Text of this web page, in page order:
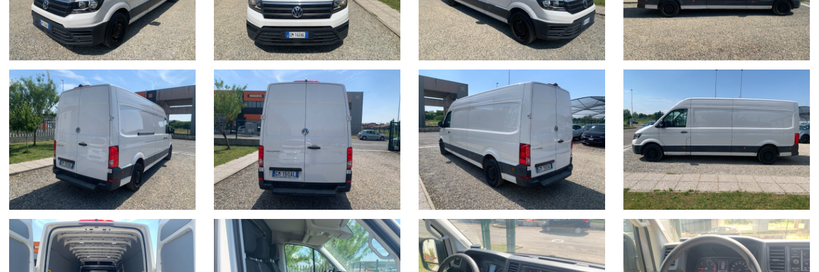
LE GARANZIE RILASCIATE SONO UTILIZZABILI IN TUTTO IL TERRITORIO EUROPEO.
FINANZIAMENTI PERSONALIZZABILI CON TASSI AGEVOLATI E PACCHETTI ASSICURATIVI INLCUSI .
Il prezzo indicato del veicolo non include i seguenti costi, che restano a carico dell’acquirente:
•Tagliando di manutenzione ordinaria (se necessario)
•Revisione ministeriale (se in scadenza)
•Eventuali interventi o ripristini meccanici ed estetici non
specificamente indicati nell’annuncio
•Passaggio di proprieta
Il veicolo viene venduto nello stato in cui si trova, con possibilità di visione e prova su appuntamento.
Si consiglia di verificare la disponibilità effettiva della vettura previo invio mail oppure contattando i numeri di telefono segnalati sull’annuncio.
Auto Italia si scusa per eventuali imprecisioni dovessero verificarsi nelle descrizioni dei veicoli offerti, che non rappresentano pertanto impegno contrattuale. Per poter offrire il massimo servizio è
gradito un contatto telefonico per ottenere conferma su dotazioni e disponibilità